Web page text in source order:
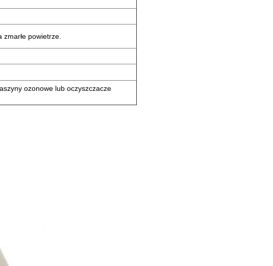
powietrze.
ozonowe lub oczyszczacze